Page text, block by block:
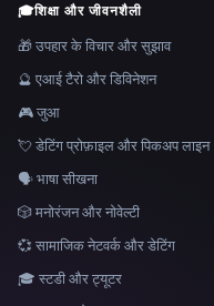
🎓शिक्षा और जीवनशैली
🎁 उपहार के विचार और सुझाव
🔮 एआई टैरो और डिविनेशन
🎮 जुआ
💘 डेटिंग प्रोफ़ाइल और पिकअप लाइन
🗣️ भाषा सीखना
🎲 मनोरंजन और नोवेल्टी
💞 सामाजिक नेटवर्क और डेटिंग
🎓 स्टडी और ट्यूटर